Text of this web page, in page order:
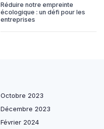
Réduire notre empreinte
écologique : un défi pour les
entreprises
Octobre 2023
Décembre 2023
Février 2024